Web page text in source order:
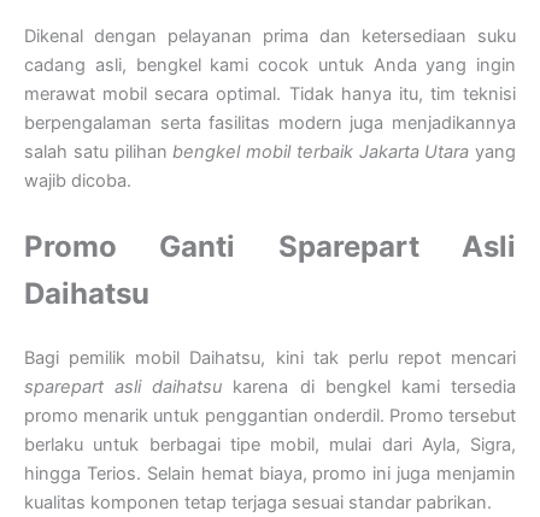
Dikenal dengan pelayanan prima dan ketersediaan suku
cadang asli, bengkel kami cocok untuk Anda yang ingin
merawat mobil secara optimal. Tidak hanya itu, tim teknisi
berpengalaman serta fasilitas modern juga menjadikannya
salah satu pilihanbengkel mobil terbaik Jakarta Utara yang
wajib dicoba.
Promo Ganti Sparepart Asli
Daihatsu
Bagi pemilik mobil Daihatsu, kini tak perlu repot mencari
sparepart asli daihatsu karena di bengkel kami tersedia
promo menarik untuk penggantian onderdil. Promo tersebut
berlaku untuk berbagai tipe mobil, mulai dari Ayla, Sigra,
hingga Terios. Selain hemat biaya, promo ini juga menjamin
kualitas komponen tetap terjaga sesuai standar pabrikan.